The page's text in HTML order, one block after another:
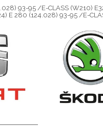
93-95 /E-CLASS (W210)
E 280 (124.028) 93-95 /E-